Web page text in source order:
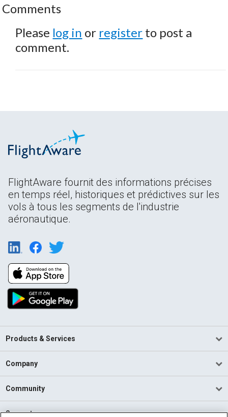
Comments
Please log in or register to post a
comment.
FlightAware fournit des informations précises
en temps réel, historiques et prédictives sur les
vols à tous les segments de l'industrie
aéronautique.
Products & Services
Company
Community
Support